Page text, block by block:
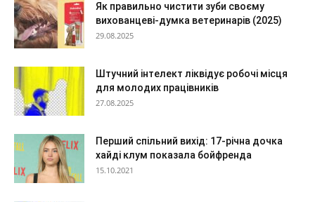
Як правильно чистити зуби своєму
вихованцеві-думка ветеринарів (2025)
29.08.2025
Штучний інтелект ліквідує робочі місця
для молодих працівників
27.08.2025
Перший спільний вихід: 17-річна дочка
хайді клум показала бойфренда
15.10.2021